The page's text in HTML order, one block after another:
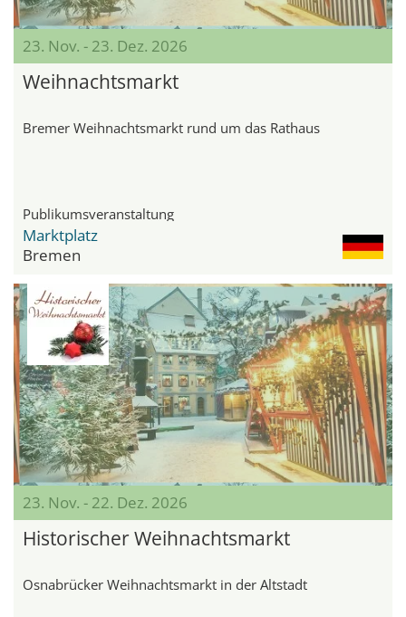
23. Nov. - 23. Dez. 2026
Weihnachtsmarkt
Bremer Weihnachtsmarkt rund um das Rathaus
Publikumsveranstaltung
Marktplatz
Bremen
23. Nov. - 22. Dez. 2026
Historischer Weihnachtsmarkt
Osnabrücker Weihnachtsmarkt in der Altstadt